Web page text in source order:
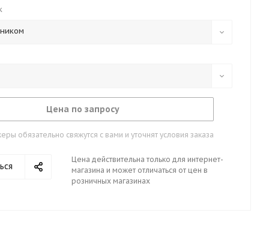
Цена по запросу
обязательно свяжутся с вами и уточнят условия заказа
Цена действительна только для интернет-
магазина и может отличаться от цен в
розничных магазинах